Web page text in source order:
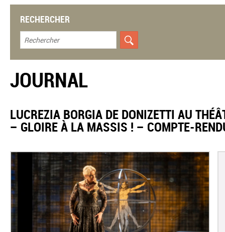
RECHERCHER
JOURNAL
LUCREZIA BORGIA DE DONIZETTI AU
– GLOIRE À LA MASSIS ! – COMPTE-